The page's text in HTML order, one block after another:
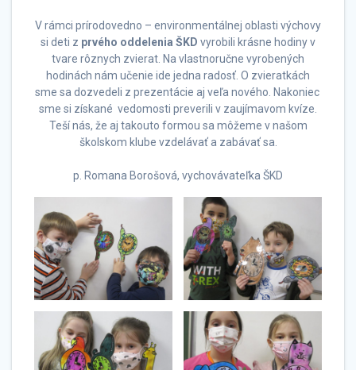
V rámci prírodovedno – environmentálnej oblasti výchovy
si deti z prvého oddelenia ŠKD vyrobili krásne hodiny v
tvare rôznych zvierat. Na vlastnoručne vyrobených
hodinách nám učenie ide jedna radosť. O zvieratkách
sme sa dozvedeli z prezentácie aj veľa nového. Nakoniec
sme si získané vedomosti preverili v zaujímavom kvíze.
Teší nás, že aj takouto formou sa môžeme v našom
školskom klube vzdelávať a zabávať sa.
p. Romana Borošová, vychovávateľka ŠKD